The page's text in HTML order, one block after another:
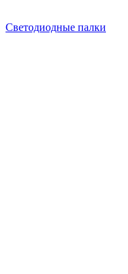
Светодиодные палки